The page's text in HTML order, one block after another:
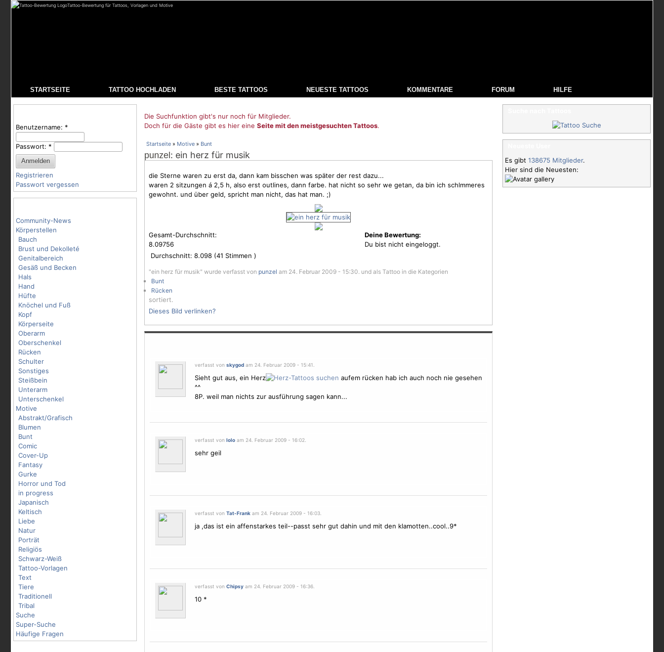
Tattoo-Bewertung für Tattoos, Vorlagen und Motive
STARTSEITE TATTOO HOCHLADEN BESTE TATTOOS NEUESTE TATTOOS KOMMENTARE FORUM HILFE
Benutzername: *
Passwort: *
Registrieren
Passwort vergessen
Community-News
Körperstellen
Bauch
Brust und Dekolleté
Genitalbereich
Gesäß und Becken
Hals
Hand
Hüfte
Knöchel und Fuß
Kopf
Körperseite
Oberarm
Oberschenkel
Rücken
Schulter
Sonstiges
Steißbein
Unterarm
Unterschenkel
Motive
Abstrakt/Grafisch
Blumen
Bunt
Comic
Cover-Up
Fantasy
Gurke
Horror und Tod
in progress
Japanisch
Keltisch
Liebe
Natur
Porträt
Religiös
Schwarz-Weiß
Tattoo-Vorlagen
Text
Tiere
Traditionell
Tribal
Suche
Super-Suche
Häufige Fragen
Die Suchfunktion gibt's nur noch für Mitglieder.
Doch für die Gäste gibt es hier eine Seite mit den meistgesuchten Tattoos.
Startseite » Motive » Bunt
punzel : ein herz für musik
die Sterne waren zu erst da, dann kam bisschen was später der rest dazu...
waren 2 sitzungen á 2,5 h, also erst outlines, dann farbe. hat nicht so sehr we getan, da bin ich schlmmeres
gewohnt. und über geld, spricht man nicht, das hat man. ;)
Gesamt-Durchschnitt:
8.09756
Durchschnitt: 8.098 (41 Stimmen )
Deine Bewertung:
Du bist nicht eingeloggt.
"ein herz für musik" wurde verfasst von punzel am 24. Februar 2009 - 15:30. und als Tattoo in die Kategorien
Bunt
Rücken
sortiert.
Dieses Bild verlinken?
verfasst von skygodam 24. Februar 2009 - 15:41.
Sieht gut aus, ein Herz
aufem rücken hab ich auch noch nie gesehen
^^
8P. weil man nichts zur ausführung sagen kann...
verfasst von loloam 24. Februar 2009 - 16:02.
sehr geil
verfasst von Tat-Frankam 24. Februar 2009 - 16:03.
ja ,das ist ein affenstarkes teil--passt sehr gut dahin und mit den klamotten..cool..9*
verfasst von Chipsyam 24. Februar 2009 - 16:36.
10 *
Es gibt 138675 Mitglieder.
Hier sind die Neuesten: